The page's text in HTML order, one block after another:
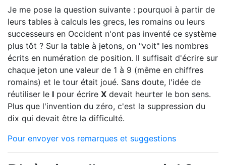
Je me pose la question suivante : pourquoi à partir de
leurs tables à calculs les grecs, les romains ou leurs
successeurs en Occident n'ont pas inventé ce système
plus tôt ? Sur la table à jetons, on "voit" les nombres
écrits en numération de position. Il suffisait d'écrire sur
chaque jeton une valeur de 1 à 9 (même en chiffres
romains) et le tour était joué. Sans doute, l'idée de
réutiliser le I pour écrire X devait heurter le bon sens.
Plus que l'invention du zéro, c'est la suppression du
dix qui devait être la difficulté.
Pour envoyer vos remarques et suggestions